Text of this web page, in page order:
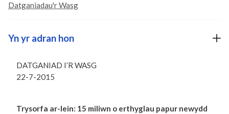
Datganiadau'r Wasg
DATGANIAD I’R WASG
22-7-2015
Trysorfa ar-lein: 15 miliwn o erthyglau papur newydd
Yn yr adran hon